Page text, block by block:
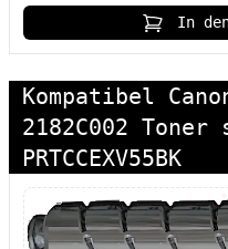
In
Kompatibel
2182C002 Toner
PRTCCEXV55BK